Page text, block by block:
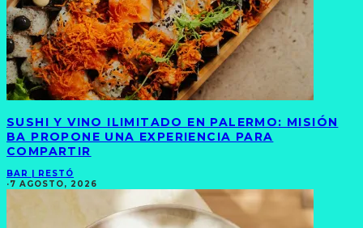
SUSHI Y VINO ILIMITADO EN PALERMO: MISIÓN
BA PROPONE UNA EXPERIENCIA PARA
COMPARTIR
BAR | RESTÓ
·7 AGOSTO, 2026